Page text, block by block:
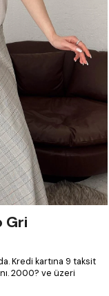
Gri
Kredi kartına 9 taksit
2000? ve üzeri